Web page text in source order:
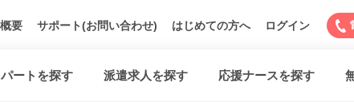
要 サポート(お問い合わせ) はじめての方へ ログイン
パートを探す 派遣求人を探す 応援ナースを探す